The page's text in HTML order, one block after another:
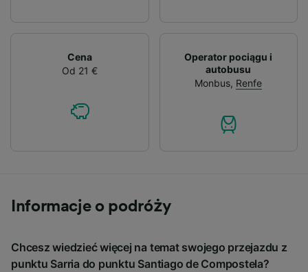
Cena
Od 21 €
Operator pociągu i
autobusu
Monbus, Renfe
Informacje o podróży
Chcesz wiedzieć więcej na temat swojego przejazdu z
punktu Sarria do punktu Santiago de Compostela?